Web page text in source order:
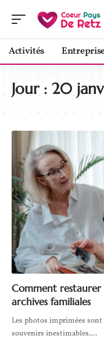
Activités
Jour :20
Comment restaurer
archives familiales
Les photos imprimées
souvenirs inestimables.…